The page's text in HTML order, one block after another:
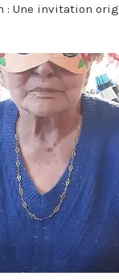
: Une invitation